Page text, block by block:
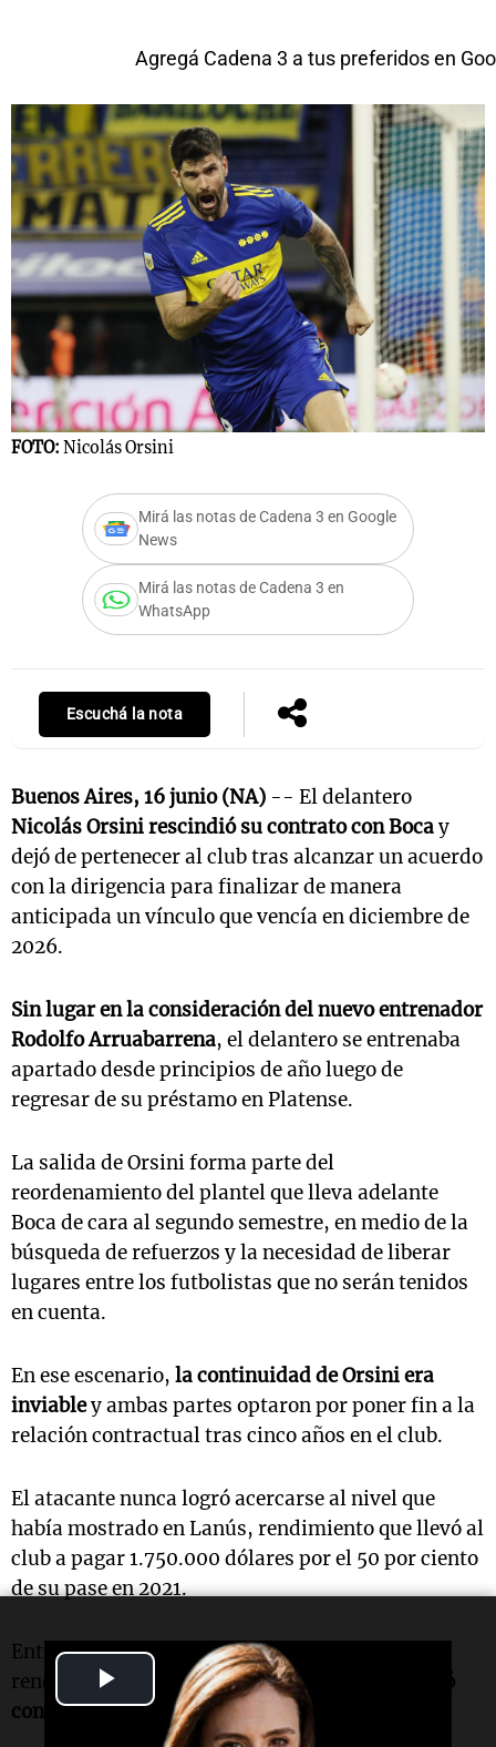
Play
Video
Agregá Cadena 3 a tus preferidos en
FOTO: Nicolás Orsini
Mirá las notas de Cadena 3 en Google
News
Mirá las notas de Cadena 3 en
WhatsApp
Escuchá la nota
Buenos Aires, 16 junio (NA) -- El delantero
Nicolás Orsini rescindió su contrato con Bocay
dejó de pertenecer al club tras alcanzar un acuerdo
con la dirigencia para finalizar de manera
anticipada un vínculo que vencía en diciembre de
2026.
Sin lugar en la consideración del nuevo entrenador
Rodolfo Arruabarrena, el delantero se entrenaba
apartado desde principios de año luego de
regresar de su préstamo en Platense.
La salida de Orsini forma parte del
reordenamiento del plantel que lleva adelante
Boca de cara al segundo semestre, en medio de la
búsqueda de refuerzos y la necesidad de liberar
lugares entre los futbolistas que no serán tenidos
en cuenta.
En ese escenario, la continuidad de Orsini era
inviabley ambas partes optaron por poner fin a la
relación contractual tras cinco años en el club.
El atacante nunca logró acercarse al nivel que
había mostrado en Lanús, rendimiento que llevó al
club a pagar 1.750.000 dólares por el 50 por ciento
de su pase en 2021.
Entre lesiones, falta de continuidad y bajos
rendimientos, su paso por el"Xeneize" terminó
con apenas tres goles en 36 partidos oficiales